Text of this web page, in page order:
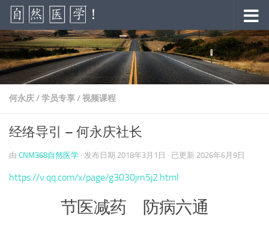
跳至内容
何永庆/学员专享/视频课程
经络导引 – 何永庆社长
由 CNM368自然医学 · 发布日期 2018年3月1日 · 已更新 2026年6月9日
https://v.qq.com/x/page/g3030jrn5j2.html
节医减药 防病六通